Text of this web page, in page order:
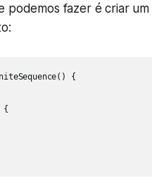
podemos fazer é criar um
{
{